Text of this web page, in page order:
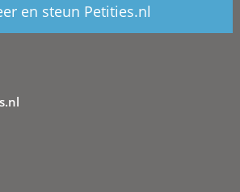
en steun Petities.nl